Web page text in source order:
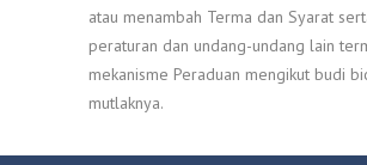
atau menambah Terma dan Syarat
peraturan dan undang-undang lain
mekanisme Peraduan mengikut budi
mutlaknya.